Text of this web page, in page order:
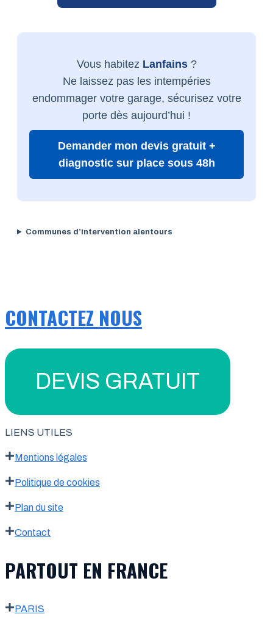
Vous habitez Lanfains?
Ne laissez pas les intempéries
endommager votre garage, sécurisez votre
porte dès aujourd’hui !
Demander mon devis gratuit +
diagnostic sur place sous 48h
Communes d’intervention alentours
CONTACTEZ NOUS
DEVIS GRATUIT
LIENS UTILES
Mentions légales
Politique de cookies
Plan du site
Contact
PARTOUT EN FRANCE
PARIS